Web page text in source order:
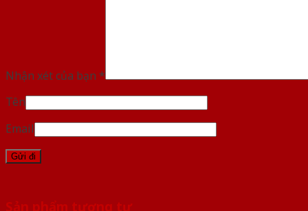
Nhận xét của bạn *
Tên
Email
Sản phẩm tương tự